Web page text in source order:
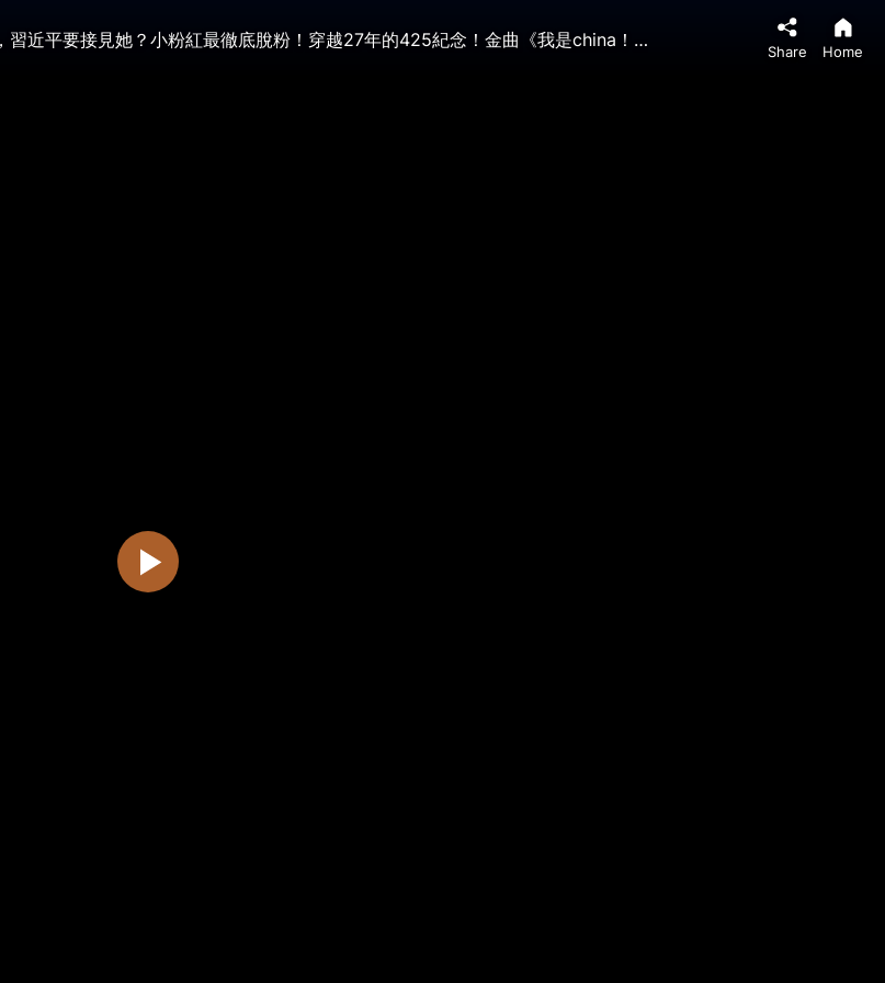
朱鎔基從中南海西門走出！現場鴉雀無聲；女戰狼大鬧國際航班，習近平要接見她？小粉紅最徹底脫粉！穿越27年的425紀念！金曲《我是china！》火了！（老北京茶館/第1615集/2026/04/25）
Share Home